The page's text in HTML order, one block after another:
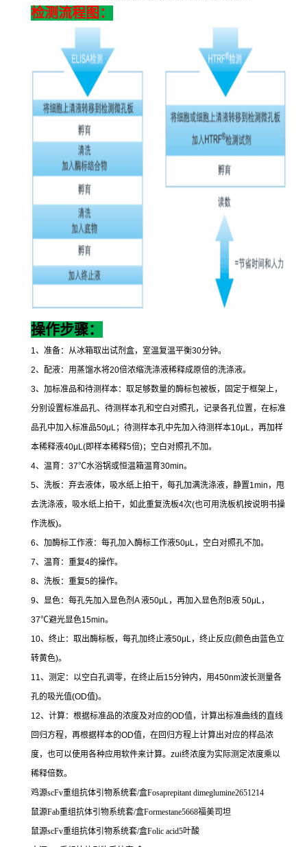
检测流程图：
操作步骤：
1、准备：从冰箱取出试剂盒，室温复温平衡30分钟。
2、配液：用蒸馏水将20倍浓缩洗涤液稀释成原倍的洗涤液。
3、加标准品和待测样本：取足够数量的酶标包被板，固定于框架上，
分别设置标准品孔、待测样本孔和空白对照孔，记录各孔位置，在标准
品孔中加入标准品50μL；待测样本孔中先加入待测样本10μL，再加样
本稀释液40μL(即样本稀释5倍)；空白对照孔不加。
4、温育： 37℃水浴锅或恒温箱温育30min。
5、洗板：弃去液体，吸水纸上拍干，每孔加满洗涤液，静置1min ，甩
去洗涤液，吸水纸上拍干，如此重复洗板4次(也可用洗板机按说明书操
作洗板)。
6、加酶标工作液：每孔加入酶标工作液50μL，空白对照孔不加。
7、温育：重复4的操作。
8、洗板：重复5的操作。
9、显色：每孔先加入显色剂 A液50μL，再加入显色剂 B液 50μL，
37℃避光显色15min。
10、终止：取出酶标板，每孔加终止液50μL，终止反应(颜色由蓝色立
转黄色)。
11、测定：以空白孔调零，在终止后15分钟内，用450nm波长测量各
孔的吸光值(OD值)。
12、计算：根据标准品的浓度及对应的OD值，计算出标准曲线的直线
回归方程，再根据样本的OD值，在回归方程上计算出对应的样品浓
度，也可以使用各种应用软件来计算。 zui终浓度为实际测定浓度乘以
稀释倍数。
鸡源scFv重组抗体引物系统套/盒Fosaprepitant dimeglumine2651214
鼠源Fab重组抗体引物系统套/盒Formestane5668福美司坦
鼠源scFv重组抗体引物系统套/盒Folic acid5叶酸